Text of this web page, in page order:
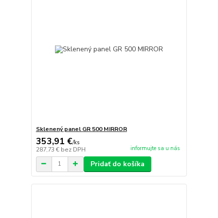
Sklenený panel GR 500 MIRROR
353,91 €/ks
287,73 € bez DPH informujte sa u nás
Pridať do košíka